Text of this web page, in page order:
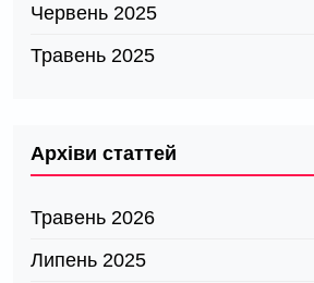
Червень 2025
Травень 2025
Архіви статтей
Травень 2026
Липень 2025